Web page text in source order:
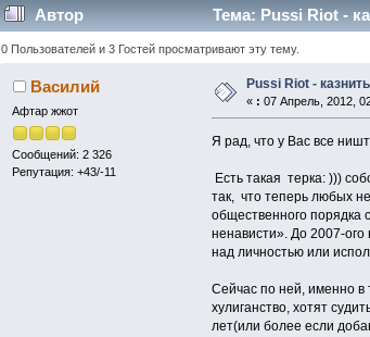
Автор Тема: Pussi Riot -
0 Пользователей и 3 Гостей просматривают эту тему.
Василий
Афтар жжот
Сообщений: 2 326
Репутация: +43/-11
Pussi Riot -
« : 07 Апрель, 2012,
Я рад, что у Вас все
Есть такая терка: )))
так, что теперь любых
общественного порядка
ненависти». До 2007-ого
над личностью или
Сейчас по ней, именно в
хулиганство, хотят
лет(или более если